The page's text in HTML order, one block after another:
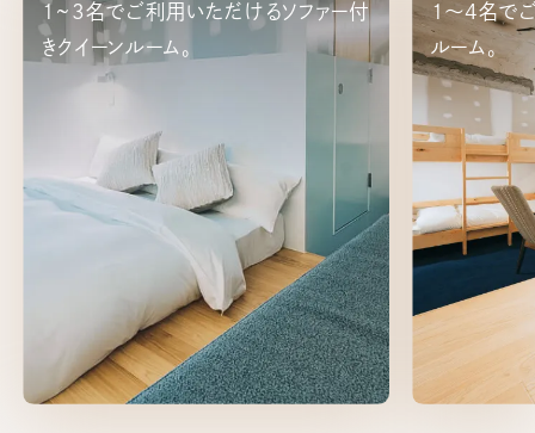
1~3名でご利用いただけるソファー付
きクイーンルーム。
1～4名で
ルーム。